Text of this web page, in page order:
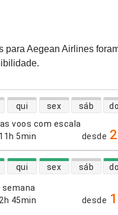
para Aegean Airlines
voos com escala
11h 5min
diretos
qui sex sáb
desde
semana
2h 45min
diretos
qui sex sáb
desde